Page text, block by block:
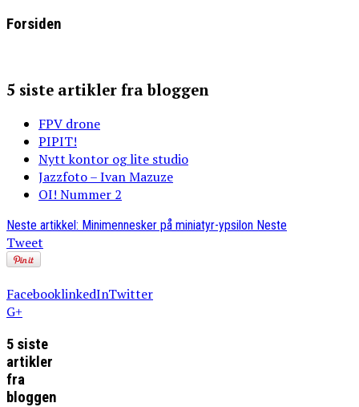
Forsiden
5 siste artikler fra bloggen
FPV drone
PIPIT!
Nytt kontor og lite studio
Jazzfoto – Ivan Mazuze
OI! Nummer 2
Neste artikkel: Minimennesker på miniatyr-ypsilon Neste
Tweet
FacebooklinkedInTwitter
G+
5 siste
artikler
fra
bloggen